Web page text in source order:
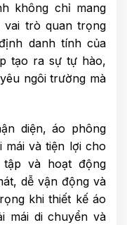
không chỉ mang
trò quan trọng
danh tính của
tạo ra sự tự hào,
ngôi trường mà
diện, áo phông
mái và tiện lợi cho
và hoạt động
dễ vận động và
khi thiết kế áo
mái di chuyển và